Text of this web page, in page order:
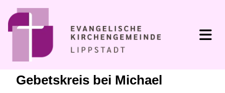
Gebetskreis bei Michael